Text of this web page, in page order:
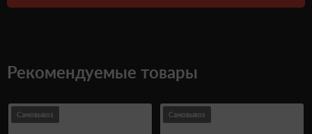
Рекомендуемые товары
Самовывоз Самовывоз